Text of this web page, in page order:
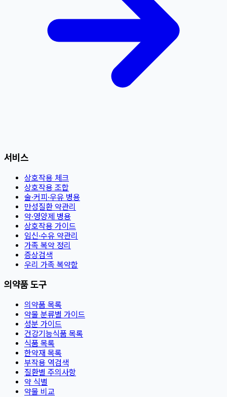
서비스
상호작용 체크
상호작용 조합
술·커피·우유 병용
만성질환 약관리
약·영양제 병용
상호작용 가이드
임신·수유 약관리
가족 복약 정리
증상검색
우리 가족 복약함
의약품 도구
의약품 목록
약물 분류별 가이드
성분 가이드
건강기능식품 목록
식품 목록
한약재 목록
부작용 역검색
질환별 주의사항
약 식별
약물 비교